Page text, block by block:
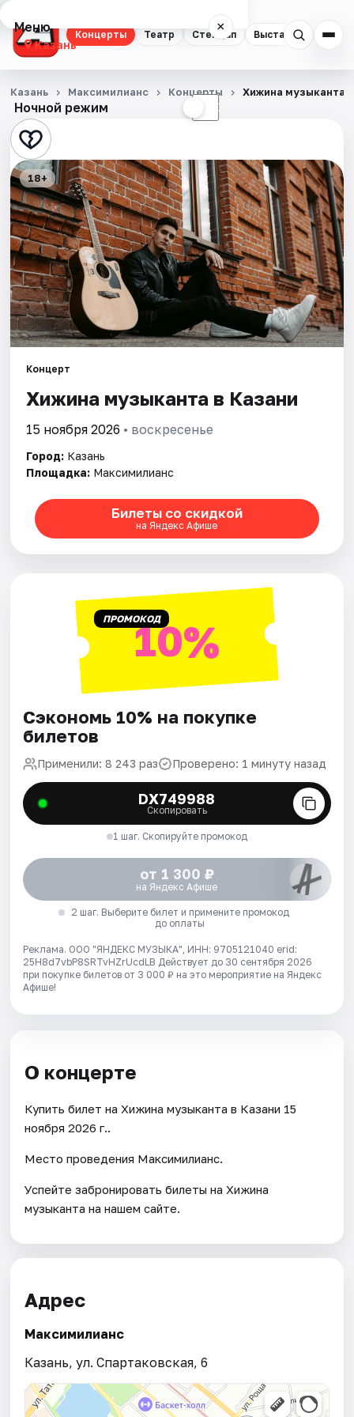
Концерты Театр Стендап Выставки
Меню ×
Казань
Концерты
Театр
Стендап
Выставки
Квесты
Экскурсии
Спорт
События
Города
Площадки
Артисты
Рейтинги
Ночной режим ☾
Казань Максимилианс Концерты Хижина музыканта
18+
Концерт
Хижина музыканта в Казани
15 ноября 2026 • воскресенье
Город: Казань
Площадка: Максимилианс
Билеты со скидкой
на Яндекс Афише
ПРОМОКОД10%
Сэкономь 10% на покупке
билетов
Применили: 8 243 раз Проверено: 1 минуту назад
DX749988
Скопировать
1 шаг. Скопируйте промокод
от 1 300 ₽
на Яндекс Афише
2 шаг. Выберите билет и примените промокод
до оплаты
Реклама. ООО "ЯНДЕКС МУЗЫКА", ИНН: 9705121040 erid:
25H8d7vbP8SRTvHZrUcdLB Действует до 30 сентября 2026
при покупке билетов от 3 000 ₽ на это мероприятие на Яндекс
Афише!
О концерте
Купить билет на Хижина музыканта в Казани 15
ноября 2026 г..
Место проведения Максимилианс.
Успейте забронировать билеты на Хижина
музыканта на нашем сайте.
Адрес
Максимилианс
Казань, ул. Спартаковская, 6